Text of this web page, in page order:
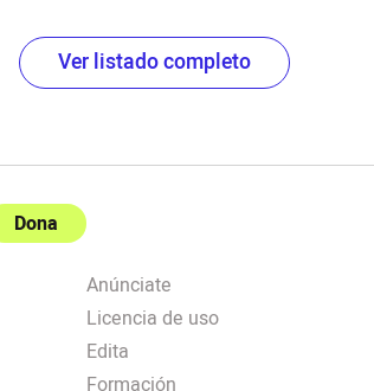
Ver listado completo
Dona
Anúnciate
Licencia de uso
Edita